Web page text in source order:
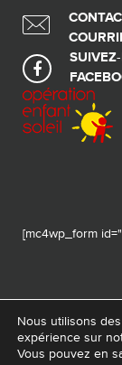
[mc4wp_form
© 2026 Tous
Nous utilisons
expérience sur
Vous pouvez en